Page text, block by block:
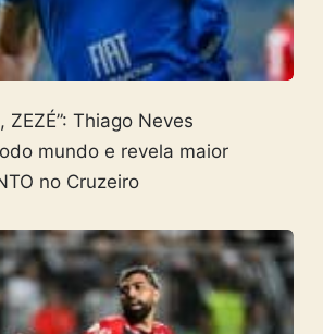
ZEZÉ”: Thiago Neves
mundo e revela maior
no Cruzeiro